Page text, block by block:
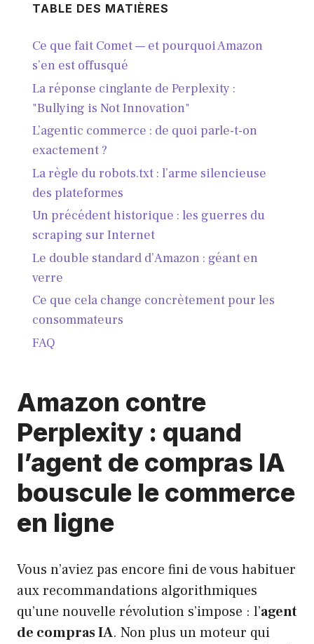
TABLE DES MATIÈRES
Ce que fait Comet — et pourquoi Amazon
s’en est offusqué
La réponse cinglante de Perplexity :
"Bullying is Not Innovation"
L’agentic commerce : de quoi parle-t-on
exactement ?
La règle du robots.txt : l’arme silencieuse
des plateformes
Un précédent historique : les guerres du
scraping sur Internet
Le double standard d’Amazon : géant en
verre
Ce que cela change concrètement pour les
consommateurs
FAQ
Amazon contre
Perplexity : quand
l’agent de compras IA
bouscule le commerce
en ligne
Vous n’aviez pas encore fini de vous habituer
aux recommandations algorithmiques
qu’une nouvelle révolution s’impose : l’agent
de compras IA. Non plus un moteur qui